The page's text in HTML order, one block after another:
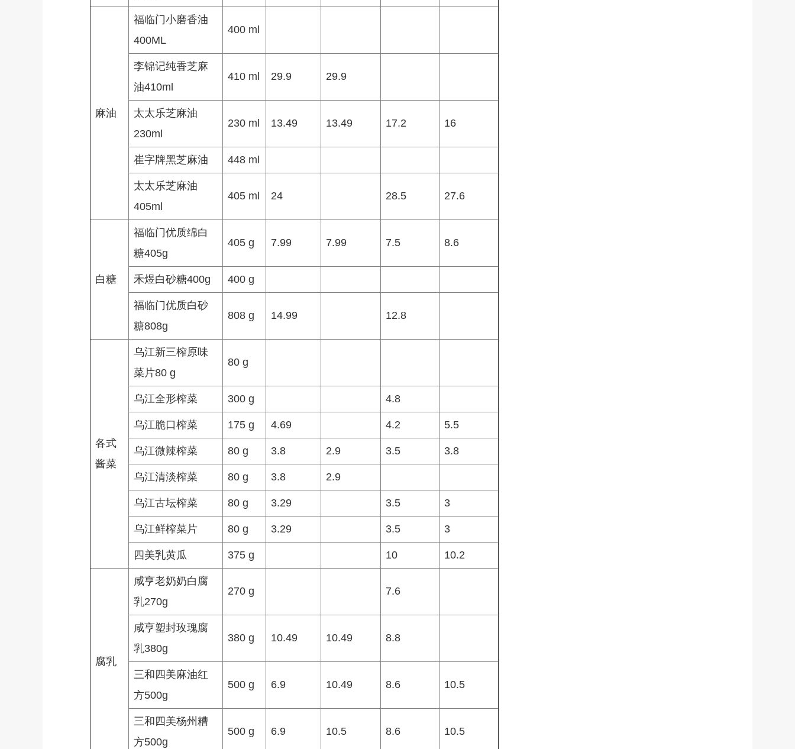
麻油
福临门小磨香油
400ML
400 ml
李锦记纯香芝麻
油410ml
410 ml 29.9 29.9
太太乐芝麻油
230ml
230 ml 13.49 13.49 17.2 16
崔字牌黑芝麻油 448 ml
太太乐芝麻油
405ml
405 ml 24 28.5 27.6
白糖
福临门优质绵白
糖405g
405 g 7.99 7.99 7.5 8.6
禾煜白砂糖400g 400 g
福临门优质白砂
糖808g
808 g 14.99 12.8
各式
酱菜
乌江新三榨原味
菜片80 g
80 g
乌江全形榨菜 300 g 4.8
乌江脆口榨菜 175 g 4.69 4.2 5.5
乌江微辣榨菜 80 g 3.8 2.9 3.5 3.8
乌江清淡榨菜 80 g 3.8 2.9
乌江古坛榨菜 80 g 3.29 3.5 3
乌江鲜榨菜片 80 g 3.29 3.5 3
四美乳黄瓜 375 g 10 10.2
腐乳
咸亨老奶奶白腐
乳270g
270 g 7.6
咸亨塑封玫瑰腐
乳380g
380 g 10.49 10.49 8.8
三和四美麻油红
方500g
500 g 6.9 10.49 8.6 10.5
三和四美杨州糟
方500g
500 g 6.9 10.5 8.6 10.5